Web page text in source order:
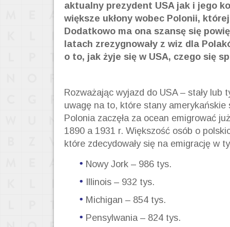
aktualny prezydent USA jak i jego
większe ukłony wobec Polonii,
Dodatkowo ma ona szansę się
latach zrezygnowały z wiz dla
o to, jak żyje się w USA, czego się
Rozważając wyjazd do USA – stały
uwagę na to, które stany
Polonia zaczęła za ocean emigrować
1890 a 1931 r. Większość osób o
które zdecydowały się na emigrację w
Nowy Jork – 986 tys.
Illinois – 932 tys.
Michigan – 854 tys.
Pensylwania – 824 tys.